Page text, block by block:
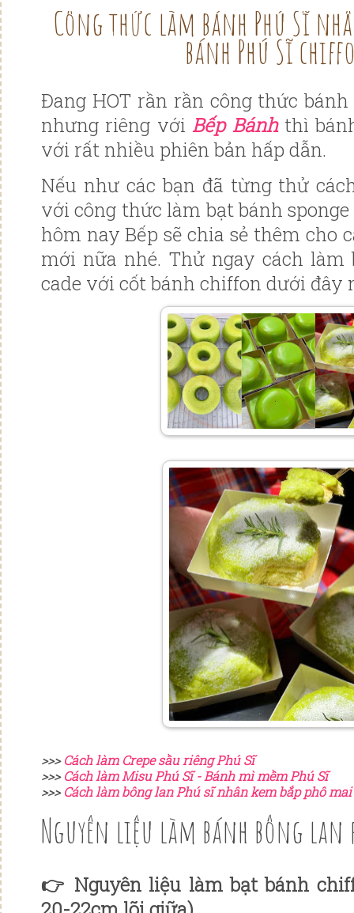
Công thức làm bánh Phú Sĩ
bánh Phú Sĩ
Đang HOT rần rần công thức
nhưng riêng với Bếp Bánh thì
với rất nhiều phiên bản hấp dẫn.
Nếu như các bạn đã từng thử
với công thức làm bạt bánh
hôm nay Bếp sẽ chia sẻ thêm cho
mới nữa nhé. Thử ngay cách làm
cade với cốt bánh chiffon dưới đây
>>>Cách làm Crepe sầu riêng Phú Sĩ
>>>Cách làm Misu Phú Sĩ - Bánh mì mềm Phú Sĩ
>>>Cách làm bông lan Phú sĩ nhân kem bắp phô mai
Nguyên liệu làm bánh bông lan
👉 Nguyên liệu làm bạt bánh